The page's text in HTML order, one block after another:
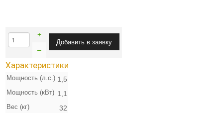
+
–
Характеристики
Мощность (л.с.) 1,5
Мощность (кВт) 1,1
Вес (кг) 32